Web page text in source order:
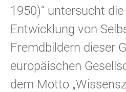
1950)“ untersucht
Entwicklung von
Fremdbildern dieser
europäischen
dem Motto